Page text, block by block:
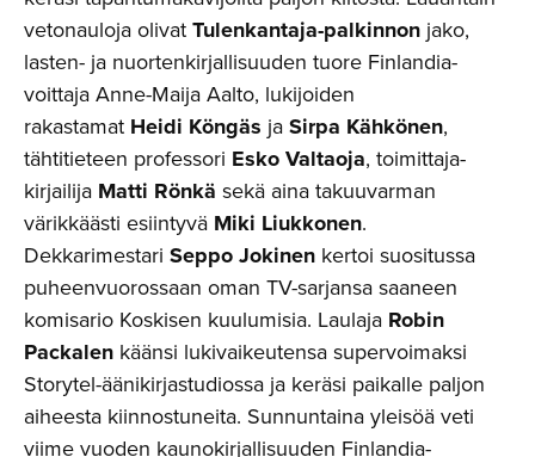
vetonauloja olivatTulenkantaja-palkinnon jako,
lasten- ja nuortenkirjallisuuden tuore Finlandia-
voittaja Anne-Maija Aalto, lukijoiden
rakastamat Heidi Köngäs jaSirpa Kähkönen,
tähtitieteen professori Esko Valtaoja, toimittaja-
kirjailija Matti Rönkä sekä aina takuuvarman
värikkäästi esiintyvä Miki Liukkonen.
Dekkarimestari Seppo Jokinen kertoi suositussa
puheenvuorossaan oman TV-sarjansa saaneen
komisario Koskisen kuulumisia. Laulaja Robin
Packalen käänsi lukivaikeutensa supervoimaksi
Storytel-äänikirjastudiossa ja keräsi paikalle paljon
aiheesta kiinnostuneita. Sunnuntaina yleisöä veti
viime vuoden kaunokirjallisuuden Finlandia-